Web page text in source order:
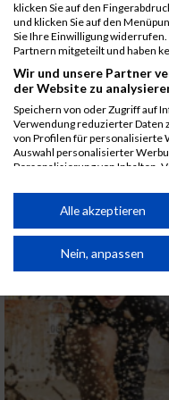
RELEVANTE ARTIKEL
Linzathlon 2026 -
klicken Sie auf den
und klicken Sie auf den
Sie Ihre Einwilligung
Partnern mitgeteilt und haben
Wir und unsere Partner
der Website zu
Speichern von oder Zugriff auf
Verwendung reduzierter Daten
von Profilen für personalisierte
Auswahl personalisierter
Personalisierung von Inhalten.
Performance von Inhalten.
Kombinationen von Daten aus
von Inhalten.
Daten können außerhalb der
Website/App.
Partnerliste anzeigen (1
Wir nutzen Ihre Daten für
IAB-Verarbeitungszwecke:
Alle akzeptieren
Nein, anpassen